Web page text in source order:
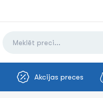
Akcijas preces